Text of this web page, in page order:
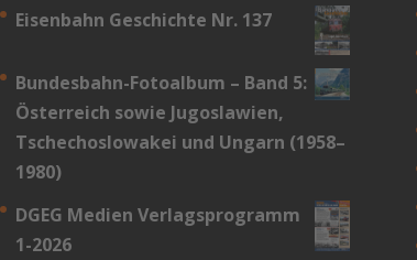
Eisenbahn Geschichte Nr. 137
Bundesbahn-­Fotoalbum – Band 5:
Österreich sowie Jugoslawien,
Tschechoslowakei und Ungarn (1958–
1980)
DGEG Medien Verlagsprogramm
1-2026